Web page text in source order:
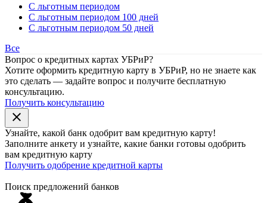
С льготным периодом
С льготным периодом 100 дней
С льготным периодом 50 дней
Все
Вопрос о кредитных картах УБРиР?
Хотите оформить кредитную карту в УБРиР, но не знаете как
это сделать — задайте вопрос и получите бесплатную
консультацию.
Получить консультацию
close
Узнайте, какой банк одобрит вам кредитную карту!
Заполните анкету и узнайте, какие банки готовы одобрить
вам кредитную карту
Получить одобрение кредитной карты
Поиск предложений банков